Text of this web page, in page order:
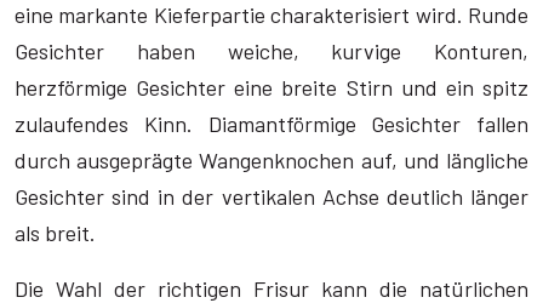
eine markante Kieferpartie charakterisiert wird. Runde
Gesichter haben weiche, kurvige Konturen,
herzförmige Gesichter eine breite Stirn und ein spitz
zulaufendes Kinn. Diamantförmige Gesichter fallen
durch ausgeprägte Wangenknochen auf, und längliche
Gesichter sind in der vertikalen Achse deutlich länger
als breit.
Die Wahl der richtigen Frisur kann die natürlichen